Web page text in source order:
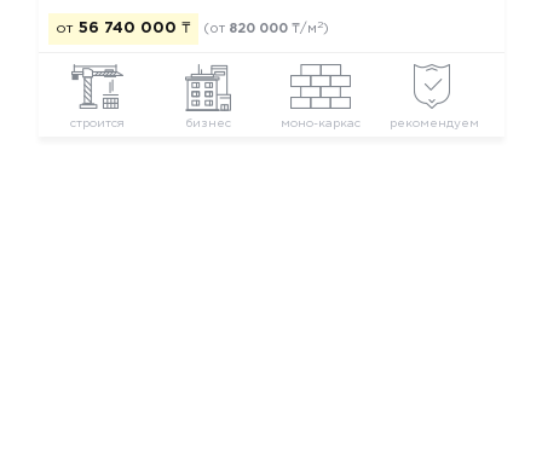
от 56 740 000 ₸ (от 820 000 ₸/м 2)
строится бизнес моно-каркас рекомендуем